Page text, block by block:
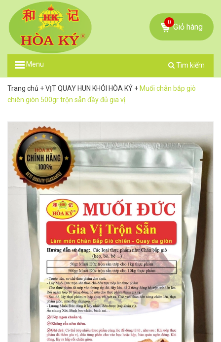
Giỏ hàng
0
Tìm kiếm
Menu
Trang chủ +VỊT QUAY HUN KHÓI HÒA KÝ + Muối chân bắp giò
chiên giòn 500gr trộn sẵn đầy đủ gia vị